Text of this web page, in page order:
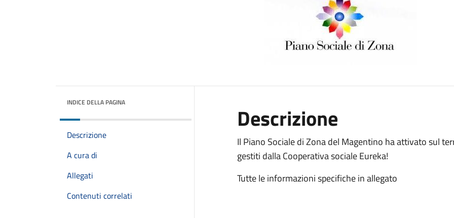
INDICE DELLA PAGINA
Descrizione
A cura di
Allegati
Contenuti correlati
Descrizione
Il Piano Sociale di Zona del Magentino ha attivato sul
gestiti dalla Cooperativa sociale Eureka!
Tutte le informazioni specifiche in allegato